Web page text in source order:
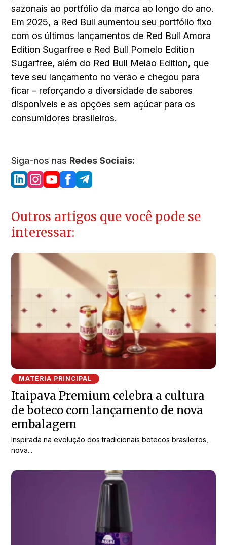
sazonais ao portfólio da marca ao longo do ano.
Em 2025, a Red Bull aumentou seu portfólio fixo
com os últimos lançamentos de Red Bull Amora
Edition Sugarfree e Red Bull Pomelo Edition
Sugarfree, além do Red Bull Melão Edition, que
teve seu lançamento no verão e chegou para
ficar – reforçando a diversidade de sabores
disponíveis e as opções sem açúcar para os
consumidores brasileiros.
Siga-nos nas Redes Sociais:
Outros artigos que você pode se
interessar:
MATÉRIA PRINCIPAL
Itaipava Premium celebra a cultura
de boteco com lançamento de nova
embalagem
Inspirada na evolução dos tradicionais botecos brasileiros,
nova...